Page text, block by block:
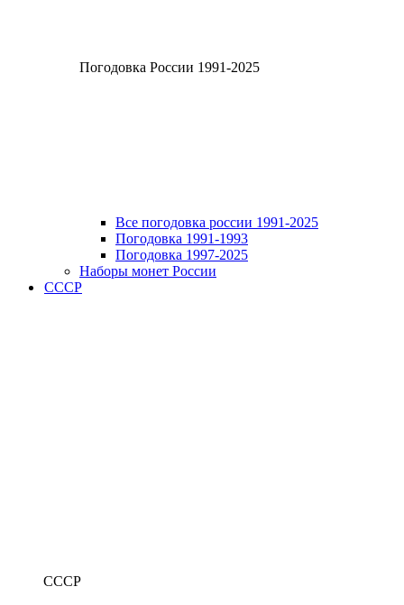
Погодовка России 1991-2025
Все погодовка россии 1991-2025
Погодовка 1991-1993
Погодовка 1997-2025
Наборы монет России
СССР
СССР